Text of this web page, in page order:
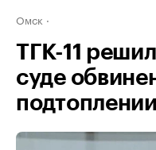
Омск
ТГК-11
суде